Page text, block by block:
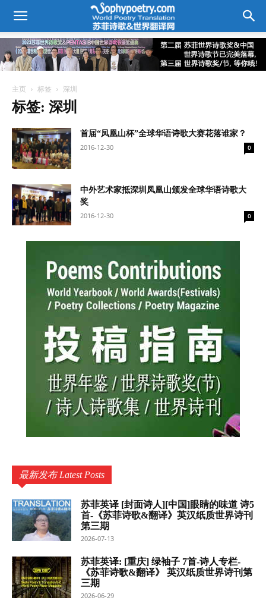
主页 标签 深圳
标签: 深圳
首届“凤凰山杯”全球华语诗歌大赛花落谁家？
2016-12-30
0
中外艺术家抵深圳凤凰山颁发全球华语诗歌大
奖​
2016-12-30
0
最新发布 Latest Posts
苏菲英译 [封面诗人][中国]眼睛的味道 诗5
首-《苏菲诗歌&翻译》英汉纸质世界诗刊
第三期
2026-07-13
苏菲英译: [重庆] 绿袖子 7首-诗人专栏-
《苏菲诗歌&翻译》 英汉纸质世界诗刊第
三期
2026-06-29